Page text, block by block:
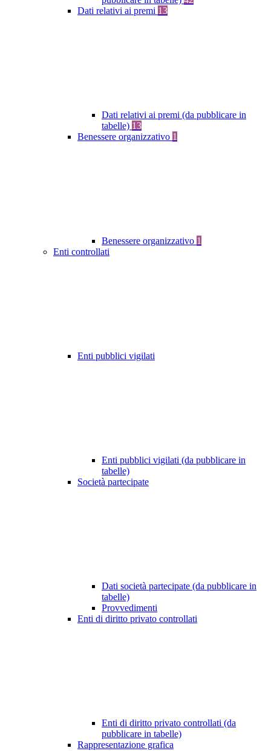
Dati relativi ai premi 13
Dati relativi ai premi (da pubblicare in
tabelle) 13
Benessere organizzativo 1
Benessere organizzativo 1
Enti controllati
Enti pubblici vigilati
Enti pubblici vigilati (da pubblicare in
tabelle)
Società partecipate
Dati società partecipate (da pubblicare in
tabelle)
Provvedimenti
Enti di diritto privato controllati
Enti di diritto privato controllati (da
pubblicare in tabelle)
Rappresentazione grafica